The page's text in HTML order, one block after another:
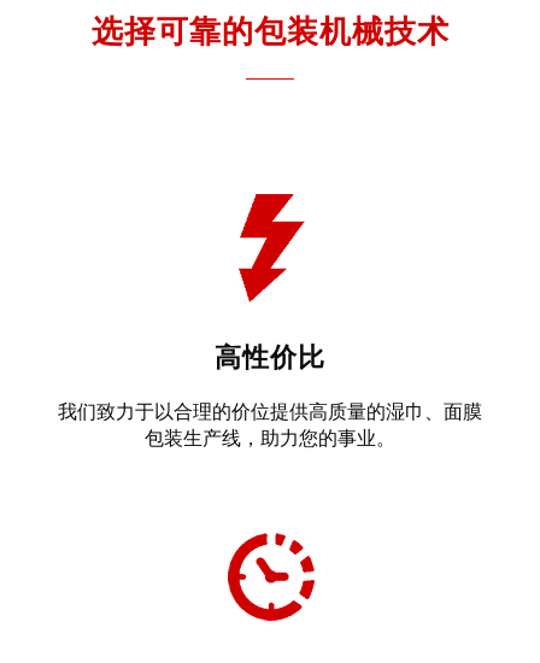
选择可靠的包装机械技术
高性价比
我们致力于以合理的价位提供高质量的湿巾、面膜
包装生产线，助力您的事业。